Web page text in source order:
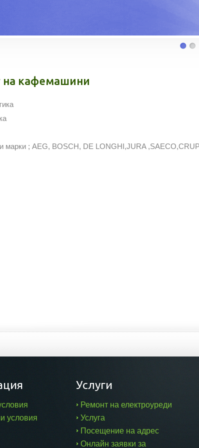
на кафемашини
марки ; AEG, BOSCH, DE LONGHI,JURA
условия
Услуги
Ремонт на електроуреди
Услуга
Посещение на адрес
Онлайн заявки за